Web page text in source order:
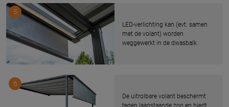
LED-verlichting kan (evt. samen
met de volant) worden
weggewerkt in de dwasbalk.
5
De uitrolbare volant beschermt
tegen laagstaande zon en biedt
6